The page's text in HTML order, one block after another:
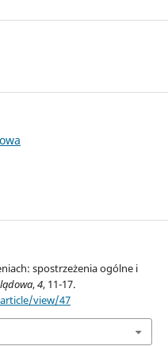
spostrzeżenia ogólne i
,4, 11-17.
view/47